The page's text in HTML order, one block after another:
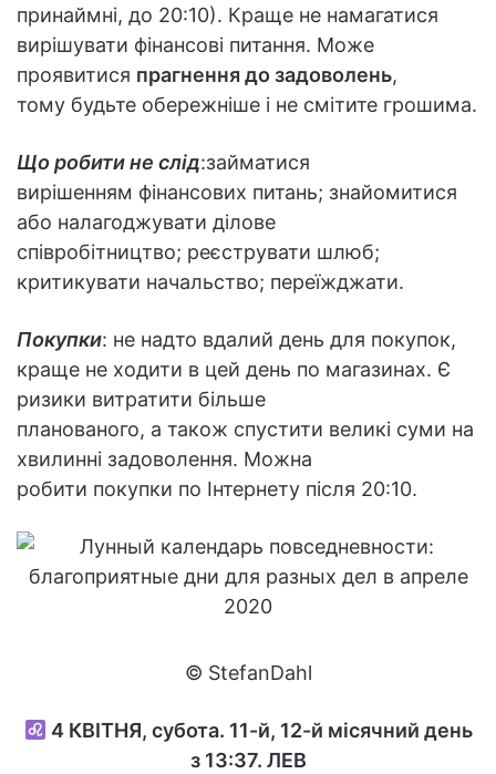
принаймні, до 20:10). Краще не намагатися
вирішувати фінансові питання. Може
проявитися прагнення до задоволень,
тому будьте обережніше і не смітите грошима.
Що робити не слід:займатися
вирішенням фінансових питань; знайомитися
або налагоджувати ділове
співробітництво; реєструвати шлюб;
критикувати начальство; переїжджати.
Покупки: не надто вдалий день для покупок,
краще не ходити в цей день по магазинах. Є
ризики витратити більше
планованого, а також спустити великі суми на
хвилинні задоволення. Можна
робити покупки по Інтернету після 20:10.
© StefanDahl
4 КВІТНЯ, субота. 11-й, 12-й місячний день
з 13:37. ЛЕВ